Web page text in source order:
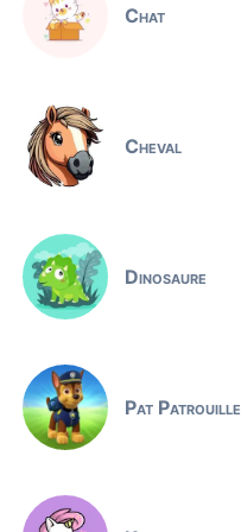
Chat
Cheval
Dinosaure
Pat Patrouille